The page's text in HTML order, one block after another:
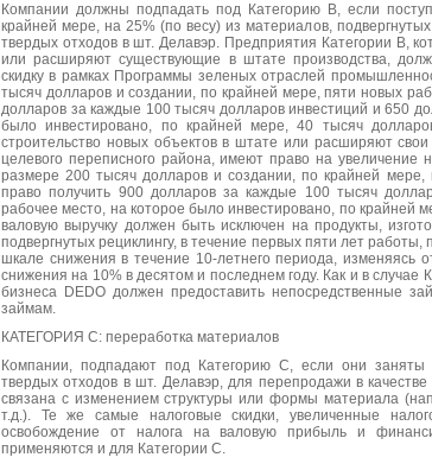
Компании должны подпадать под Категорию В, если
крайней мере, на 25% (по весу) из материалов,
твердых отходов в шт. Делавэр. Предприятия Категории В,
или расширяют существующие в штате производства,
скидку в рамках Программы зеленых отраслей
тысяч долларов и создании, по крайней мере, пяти новых
долларов за каждые 100 тысяч долларов инвестиций и 650
было инвестировано, по крайней мере, 40 тысяч
строительство новых объектов в штате или расширяют
целевого переписного района, имеют право на увеличение
размере 200 тысяч долларов и создании, по крайней
право получить 900 долларов за каждые 100 тысяч
рабочее место, на которое было инвестировано, по крайней
валовую выручку должен быть исключен на продукты,
подвергнутых рециклингу, в течение первых пяти лет
шкале снижения в течение 10-летнего периода, изменяясь
снижения на 10% в десятом и последнем году. Как и в случае
бизнеса DEDO должен предоставить непосредственные
займам.
КАТЕГОРИЯ С: переработка материалов
Компании, подпадают под Категорию С, если они заняты
твердых отходов в шт. Делавэр, для перепродажи в
связана с изменением структуры или формы материала
т.д.). Те же самые налоговые скидки, увеличенные
освобождение от налога на валовую прибыль и
применяются и для Категории С.